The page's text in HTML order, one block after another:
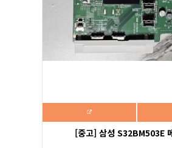
[중고] 삼성 S32BM503E